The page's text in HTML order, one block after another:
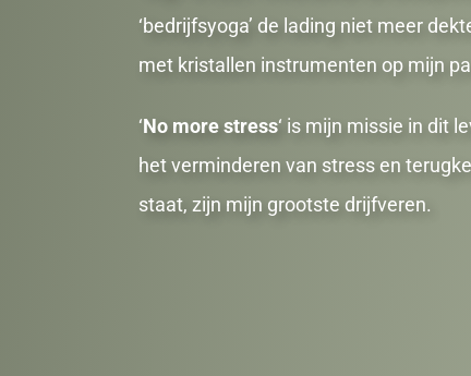
‘bedrijfsyoga’ de lading niet meer
met kristallen instrumenten op mijn
‘No more stress‘ is mijn missie in dit
het verminderen van stress en
staat, zijn mijn grootste drijfveren.